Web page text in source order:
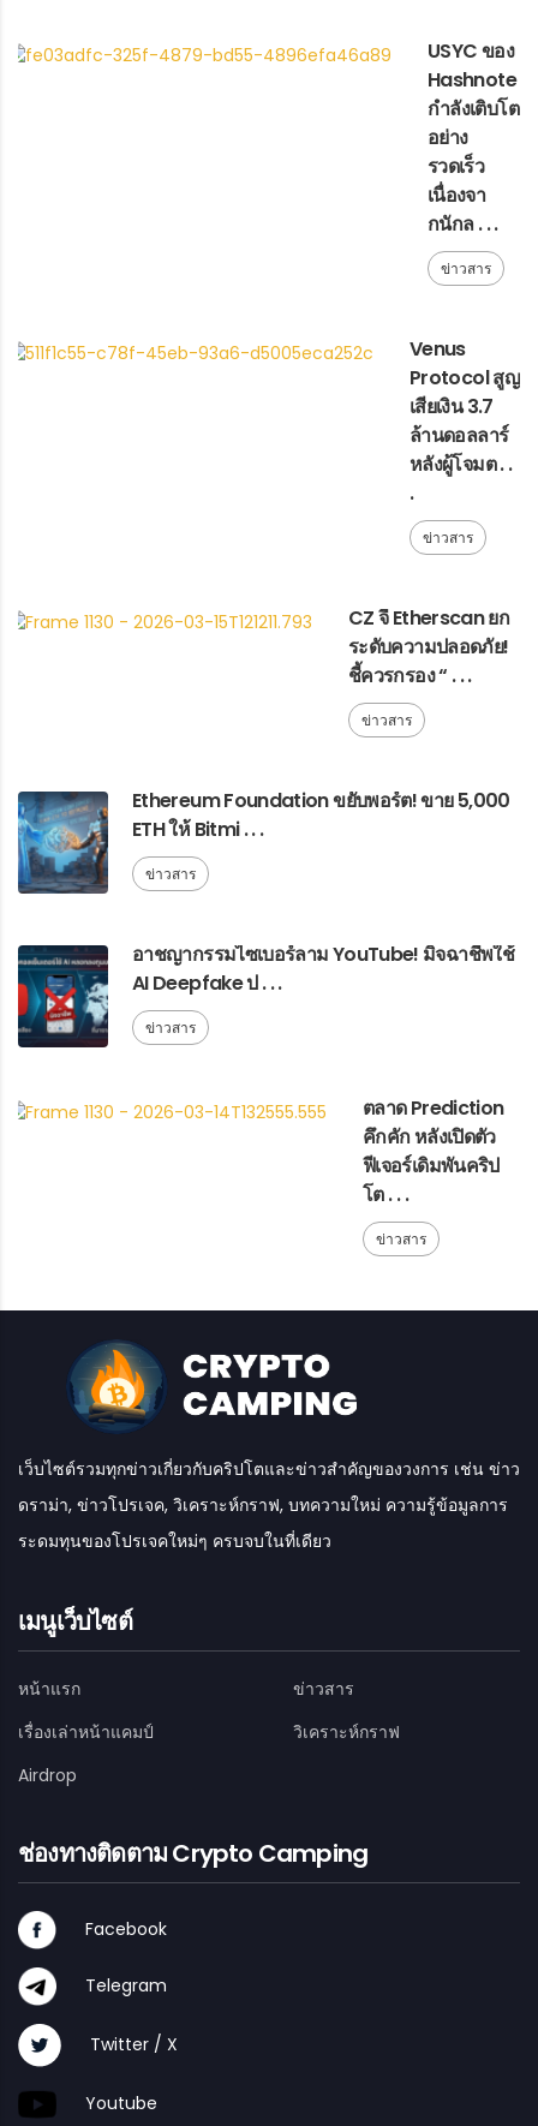
USYC ของ
Hashnote
กำลังเติบโต
อย่าง
รวดเร็ว
เนื่องจา
กนักล . . .
ข่าวสาร
Venus
Protocol สูญ
เสียเงิน 3.7
ล้านดอลลาร์
หลังผู้โจมต . .
.
ข่าวสาร
CZ จี้ Etherscan ยก
ระดับความปลอดภัย!
ชี้ควรกรอง “ . . .
ข่าวสาร
Ethereum Foundation ขยับพอร์ต! ขาย 5,000
ETH ให้ Bitmi . . .
ข่าวสาร
อาชญากรรมไซเบอร์ลาม YouTube! มิจฉาชีพใช้
AI Deepfake ป . . .
ข่าวสาร
ตลาด Prediction
คึกคัก หลังเปิดตัว
ฟีเจอร์เดิมพันคริป
โต . . .
ข่าวสาร
เว็บไซต์รวมทุกข่าวเกี่ยวกับคริปโตและข่าวสำคัญของวงการ เช่น ข่าว
ดราม่า, ข่าวโปรเจค, วิเคราะห์กราฟ, บทความใหม่ ความรู้ข้อมูลการ
ระดมทุนของโปรเจคใหม่ๆ ครบจบในที่เดียว
เมนูเว็บไซต์
หน้าแรก
ข่าวสาร
เรื่องเล่าหน้าแคมป์
วิเคราะห์กราฟ
Airdrop
ช่องทางติดตาม Crypto Camping
Facebook
Telegram
Twitter / X
Youtube